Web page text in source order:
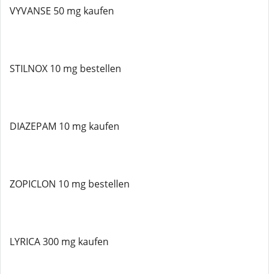
VYVANSE 50 mg kaufen
STILNOX 10 mg bestellen
DIAZEPAM 10 mg kaufen
ZOPICLON 10 mg bestellen
LYRICA 300 mg kaufen